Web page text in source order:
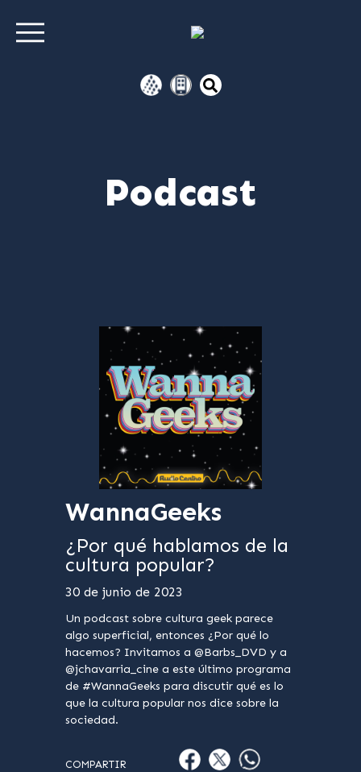
Podcast
WannaGeeks
¿Por qué hablamos de la
cultura popular?
30 de junio de 2023
Un podcast sobre cultura geek parece
algo superficial, entonces ¿Por qué lo
hacemos? Invitamos a @Barbs_DVD y a
@jchavarria_cine a este último programa
de #WannaGeeks para discutir qué es lo
que la cultura popular nos dice sobre la
sociedad.
COMPARTIR